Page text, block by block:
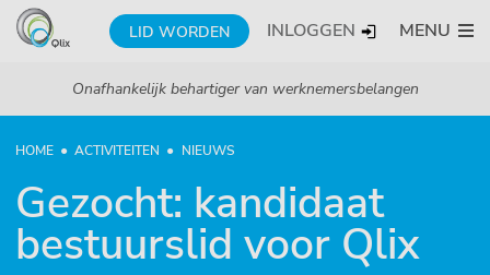
LID WORDEN INLOGGEN MENU
Onafhankelijk behartiger van werknemersbelangen
HOME ACTIVITEITEN NIEUWS
Gezocht: kandidaat
bestuurslid voor Qlix